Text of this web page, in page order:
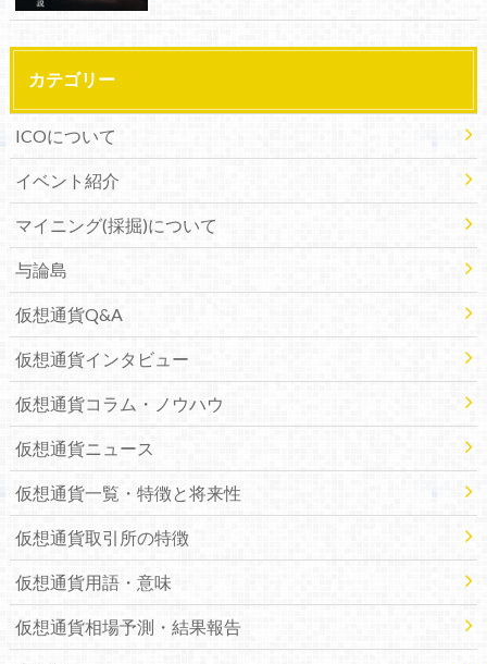
カテゴリー
ICOについて
イベント紹介
マイニング(採掘)について
与論島
仮想通貨Q&A
仮想通貨インタビュー
仮想通貨コラム・ノウハウ
仮想通貨ニュース
仮想通貨一覧・特徴と将来性
仮想通貨取引所の特徴
仮想通貨用語・意味
仮想通貨相場予測・結果報告